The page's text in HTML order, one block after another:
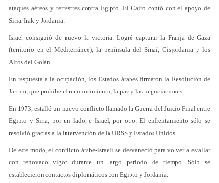
ataques aéreos y terrestres contra Egipto. El Cairo contó con el apoyo de
Siria, Irak y Jordania.
Israel consiguió de nuevo la victoria. Logró capturar la Franja de Gaza
(territorio en el Mediterráneo), la península del Sinaí, Cisjordania y los
Altos del Golán.
En respuesta a la ocupación, los Estados árabes firmaron la Resolución de
Jartum, que prohíbe el reconocimiento, la paz y las negociaciones.
En 1973, estalló un nuevo conflicto llamado la Guerra del Juicio Final entre
Egipto y Siria, por un lado, e Israel, por otro. El enfrentamiento sólo se
resolvió gracias a la intervención de la URSS y Estados Unidos.
De este modo, el conflicto árabe-israelí se desvaneció para volver a estallar
con renovado vigor durante un largo periodo de tiempo. Sólo se
establecieron contactos diplomáticos con Egipto y Jordania.